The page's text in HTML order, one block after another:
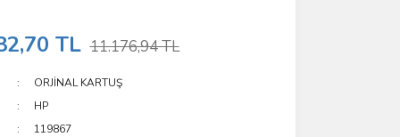
TL 11.176,94 TL
ORJİNAL KARTUŞ
HP
119867